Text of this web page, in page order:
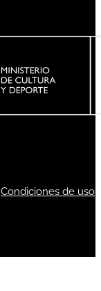
Condiciones de uso